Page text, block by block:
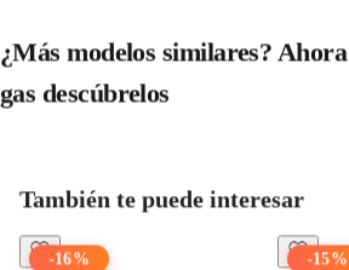
¿Más modelos similares? Ahora
gas descúbrelos
También te puede interesar
-16% -15%